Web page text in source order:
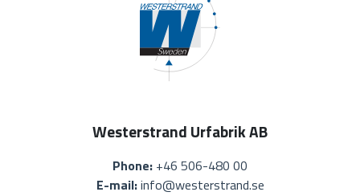
Westerstrand Urfabrik AB
Phone: +46 506-480 00
E-mail:info@westerstrand.se